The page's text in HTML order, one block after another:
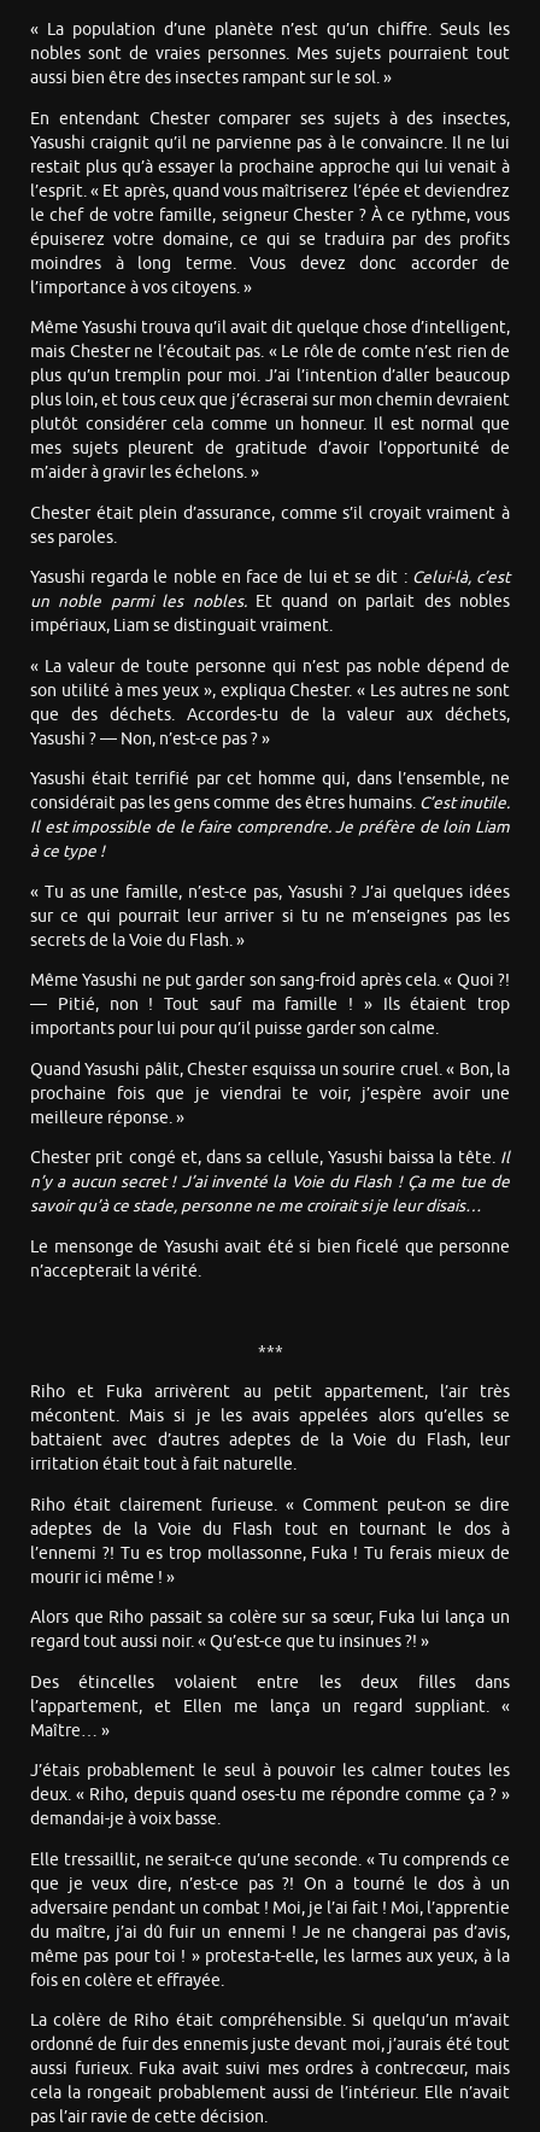
« La population d’une planète n’est qu’un chiffre. Seuls les
nobles sont de vraies personnes. Mes sujets pourraient tout
aussi bien être des insectes rampant sur le sol. »
En entendant Chester comparer ses sujets à des insectes,
Yasushi craignit qu’il ne parvienne pas à le convaincre. Il ne lui
restait plus qu’à essayer la prochaine approche qui lui venait à
l’esprit. « Et après, quand vous maîtriserez l’épée et deviendrez
le chef de votre famille, seigneur Chester ? À ce rythme, vous
épuiserez votre domaine, ce qui se traduira par des profits
moindres à long terme. Vous devez donc accorder de
l’importance à vos citoyens. »
Même Yasushi trouva qu’il avait dit quelque chose d’intelligent,
mais Chester ne l’écoutait pas. « Le rôle de comte n’est rien de
plus qu’un tremplin pour moi. J’ai l’intention d’aller beaucoup
plus loin, et tous ceux que j’écraserai sur mon chemin devraient
plutôt considérer cela comme un honneur. Il est normal que
mes sujets pleurent de gratitude d’avoir l’opportunité de
m’aider à gravir les échelons. »
Chester était plein d’assurance, comme s’il croyait vraiment à
ses paroles.
Yasushi regarda le noble en face de lui et se dit : Celui-là, c’est
un noble parmi les nobles. Et quand on parlait des nobles
impériaux, Liam se distinguait vraiment.
« La valeur de toute personne qui n’est pas noble dépend de
son utilité à mes yeux », expliqua Chester. « Les autres ne sont
que des déchets. Accordes-tu de la valeur aux déchets,
Yasushi ? — Non, n’est-ce pas ? »
Yasushi était terrifié par cet homme qui, dans l’ensemble, ne
considérait pas les gens comme des êtres humains. C’est inutile.
Il est impossible de le faire comprendre. Je préfère de loin Liam
à ce type !
« Tu as une famille, n’est-ce pas, Yasushi ? J’ai quelques idées
sur ce qui pourrait leur arriver si tu ne m’enseignes pas les
secrets de la Voie du Flash. »
Même Yasushi ne put garder son sang-froid après cela. « Quoi ?!
— Pitié, non ! Tout sauf ma famille ! » Ils étaient trop
importants pour lui pour qu’il puisse garder son calme.
Quand Yasushi pâlit, Chester esquissa un sourire cruel. « Bon, la
prochaine fois que je viendrai te voir, j’espère avoir une
meilleure réponse. »
Chester prit congé et, dans sa cellule, Yasushi baissa la tête. Il
n’y a aucun secret ! J’ai inventé la Voie du Flash ! Ça me tue de
savoir qu’à ce stade, personne ne me croirait si je leur disais…
Le mensonge de Yasushi avait été si bien ficelé que personne
n’accepterait la vérité.
***
Riho et Fuka arrivèrent au petit appartement, l’air très
mécontent. Mais si je les avais appelées alors qu’elles se
battaient avec d’autres adeptes de la Voie du Flash, leur
irritation était tout à fait naturelle.
Riho était clairement furieuse. « Comment peut-on se dire
adeptes de la Voie du Flash tout en tournant le dos à
l’ennemi ?! Tu es trop mollassonne, Fuka ! Tu ferais mieux de
mourir ici même ! »
Alors que Riho passait sa colère sur sa sœur, Fuka lui lança un
regard tout aussi noir. « Qu’est-ce que tu insinues ?! »
Des étincelles volaient entre les deux filles dans
l’appartement, et Ellen me lança un regard suppliant. «
Maître… »
J’étais probablement le seul à pouvoir les calmer toutes les
deux. « Riho, depuis quand oses-tu me répondre comme ça ? »
demandai-je à voix basse.
Elle tressaillit, ne serait-ce qu’une seconde. « Tu comprends ce
que je veux dire, n’est-ce pas ?! On a tourné le dos à un
adversaire pendant un combat ! Moi, je l’ai fait ! Moi, l’apprentie
du maître, j’ai dû fuir un ennemi ! Je ne changerai pas d’avis,
même pas pour toi ! » protesta-t-elle, les larmes aux yeux, à la
fois en colère et effrayée.
La colère de Riho était compréhensible. Si quelqu’un m’avait
ordonné de fuir des ennemis juste devant moi, j’aurais été tout
aussi furieux. Fuka avait suivi mes ordres à contrecœur, mais
cela la rongeait probablement aussi de l’intérieur. Elle n’avait
pas l’air ravie de cette décision.